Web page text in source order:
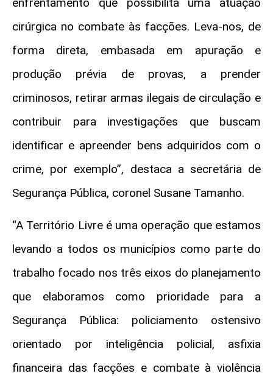
cirúrgica no combate às facções. Leva-nos, de
forma direta, embasada em apuração e
produção prévia de provas, a prender
criminosos, retirar armas ilegais de circulação e
contribuir para investigações que buscam
identificar e apreender bens adquiridos com o
crime, por exemplo”, destaca a secretária de
Segurança Pública, coronel Susane Tamanho.
“A Território Livre é uma operação que estamos
levando a todos os municípios como parte do
trabalho focado nos três eixos do planejamento
que elaboramos como prioridade para a
Segurança Pública: policiamento ostensivo
orientado por inteligência policial, asfixia
financeira das facções e combate à violência